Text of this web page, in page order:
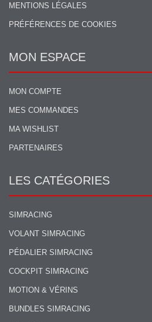
MENTIONS LÉGALES
PRÉFÉRENCES DE COOKIES
MON ESPACE
MON COMPTE
MES COMMANDES
MA WISHLIST
PARTENAIRES
LES CATÉGORIES
SIMRACING
VOLANT SIMRACING
PÉDALIER SIMRACING
COCKPIT SIMRACING
MOTION & VÉRINS
BUNDLES SIMRACING